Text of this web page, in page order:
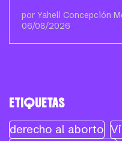
por Yaheli Concepción
06/08/2026
ETIQUETAS
derecho al aborto